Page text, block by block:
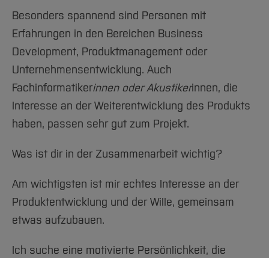
Besonders spannend sind Personen mit
Erfahrungen in den Bereichen Business
Development, Produktmanagement oder
Unternehmensentwicklung. Auch
Fachinformatikerinnen oder Akustikerinnen, die
Interesse an der Weiterentwicklung des Produkts
haben, passen sehr gut zum Projekt.
Was ist dir in der Zusammenarbeit wichtig?
Am wichtigsten ist mir echtes Interesse an der
Produktentwicklung und der Wille, gemeinsam
etwas aufzubauen.
Ich suche eine motivierte Persönlichkeit, die